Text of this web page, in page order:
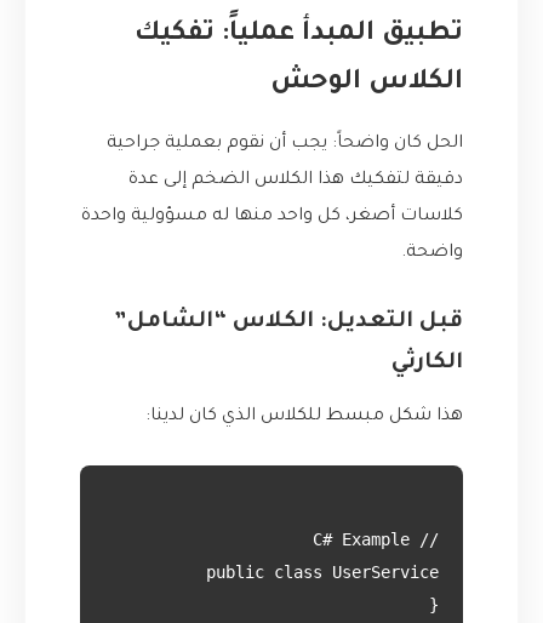
تطبيق المبدأ عملياً: تفكيك
الكلاس الوحش
الحل كان واضحاً: يجب أن نقوم بعملية جراحية
دقيقة لتفكيك هذا الكلاس الضخم إلى عدة
كلاسات أصغر، كل واحد منها له مسؤولية واحدة
واضحة.
قبل التعديل: الكلاس “الشامل”
الكارثي
هذا شكل مبسط للكلاس الذي كان لدينا: